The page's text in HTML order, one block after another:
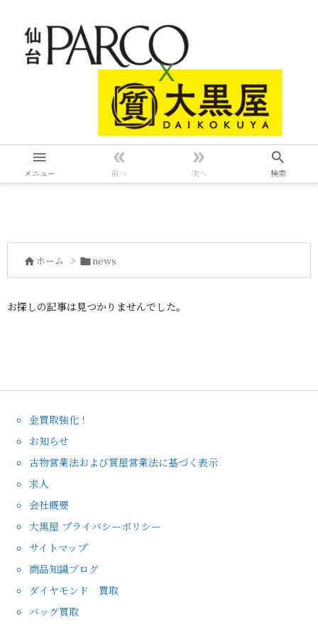

メニュー

前へ

次へ

検索
 ホーム > news
お探しの記事は見つかりませんでした。
金買取強化！
お知らせ
古物営業法および質屋営業法に基づく表示
求人
会社概要
大黒屋 プライバシーポリシー
サイトマップ
商品知識ブログ
ダイヤモンド 買取
バッグ買取